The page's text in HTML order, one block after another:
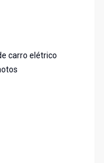
carro elétrico